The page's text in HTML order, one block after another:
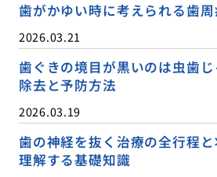
歯がかゆい時に考えられる歯
2026.03.21
歯ぐきの境目が黒いのは虫歯
除去と予防方法
2026.03.19
歯の神経を抜く治療の全行程
理解する基礎知識